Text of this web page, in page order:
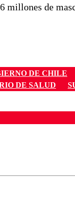
millones de
DE CHILE
DE SALUD